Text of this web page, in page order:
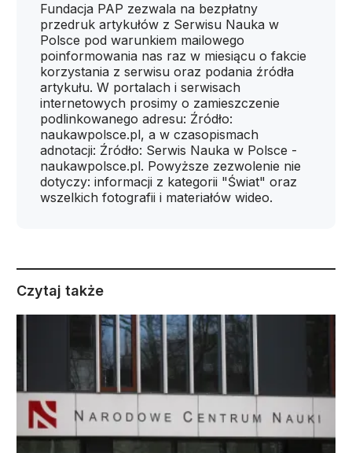
Fundacja PAP zezwala na bezpłatny
przedruk artykułów z Serwisu Nauka w
Polsce pod warunkiem mailowego
poinformowania nas raz w miesiącu o fakcie
korzystania z serwisu oraz podania źródła
artykułu. W portalach i serwisach
internetowych prosimy o zamieszczenie
podlinkowanego adresu: Źródło:
naukawpolsce.pl, a w czasopismach
adnotacji: Źródło: Serwis Nauka w Polsce -
naukawpolsce.pl. Powyższe zezwolenie nie
dotyczy: informacji z kategorii "Świat" oraz
wszelkich fotografii i materiałów wideo.
Czytaj także